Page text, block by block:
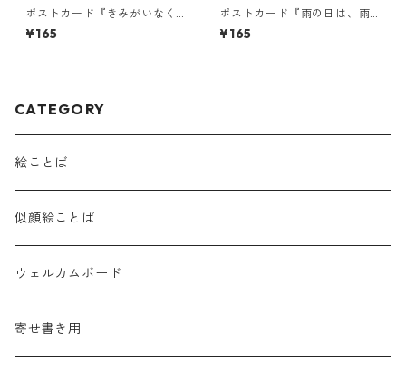
ポストカード『きみがいなく
ちゃ だめなんよ。』
¥165
ポストカード『雨の日は、雨
の日らしく。・・・』
¥165
CATEGORY
絵ことば
似顔絵ことば
ウェルカムボード
寄せ書き用